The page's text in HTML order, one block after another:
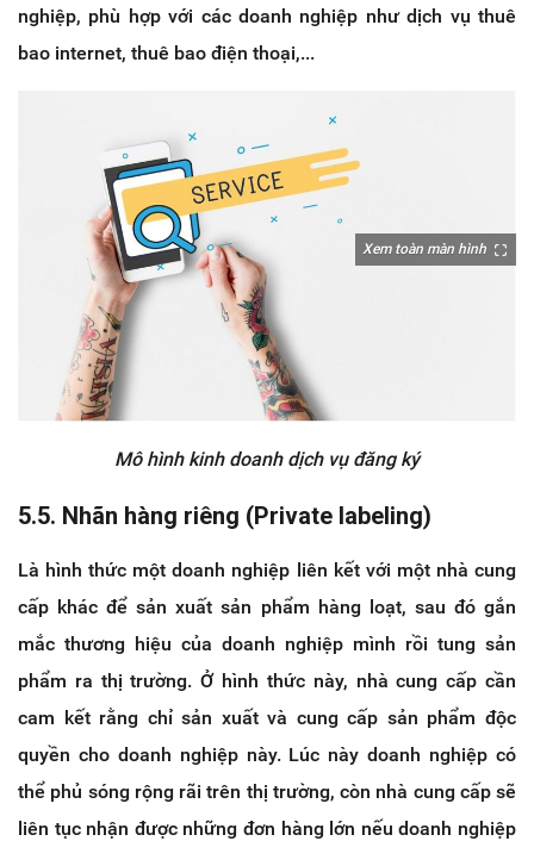
nghiệp, phù hợp với các doanh nghiệp như dịch vụ thuê
bao internet, thuê bao điện thoại,...
Xem toàn màn hình
Mô hình kinh doanh dịch vụ đăng ký
5.5. Nhãn hàng riêng (Private labeling)
Là hình thức một doanh nghiệp liên kết với một nhà cung
cấp khác để sản xuất sản phẩm hàng loạt, sau đó gắn
mắc thương hiệu của doanh nghiệp mình rồi tung sản
phẩm ra thị trường. Ở hình thức này, nhà cung cấp cần
cam kết rằng chỉ sản xuất và cung cấp sản phẩm độc
quyền cho doanh nghiệp này. Lúc này doanh nghiệp có
thể phủ sóng rộng rãi trên thị trường, còn nhà cung cấp sẽ
liên tục nhận được những đơn hàng lớn nếu doanh nghiệp